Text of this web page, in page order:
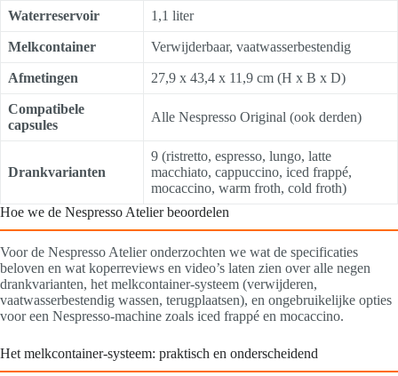
Waterreservoir 1,1 liter
Melkcontainer Verwijderbaar, vaatwasserbestendig
Afmetingen 27,9 x 43,4 x 11,9 cm (H x B x D)
Compatibele
capsules
Alle Nespresso Original (ook derden)
Drankvarianten
9 (ristretto, espresso, lungo, latte
macchiato, cappuccino, iced frappé,
mocaccino, warm froth, cold froth)
Hoe we de Nespresso Atelier beoordelen
Voor de Nespresso Atelier onderzochten we wat de specificaties
beloven en wat koperreviews en video’s laten zien over alle negen
drankvarianten, het melkcontainer-systeem (verwijderen,
vaatwasserbestendig wassen, terugplaatsen), en ongebruikelijke opties
voor een Nespresso-machine zoals iced frappé en mocaccino.
Het melkcontainer-systeem: praktisch en onderscheidend